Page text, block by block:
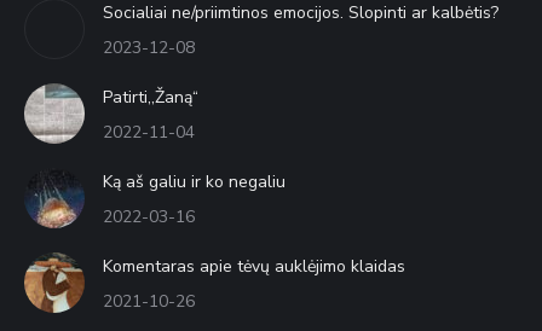
Socialiai ne/priimtinos emocijos. Slopinti ar kalbėtis?
2023-12-08
Patirti,,Žaną“
2022-11-04
Ką aš galiu ir ko negaliu
2022-03-16
Komentaras apie tėvų auklėjimo klaidas
2021-10-26